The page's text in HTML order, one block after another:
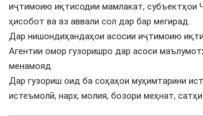
иҷтимоию иқтисодии мамлакат, субъектҳои
ҳисобот ва аз аввали сол дар бар мегирад.
Дар нишондиҳандаҳои асосии иҷтимоию
Агентии омор гузоришро дар асоси
менамояд.
Дар гузориш оид ба соҳаҳои муҳимтарини
истеъмолӣ, нарх, молия, бозори меҳнат,